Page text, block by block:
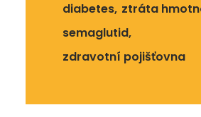
diabetes ztráta
semaglutid
zdravotní pojišťovna